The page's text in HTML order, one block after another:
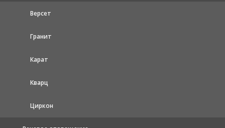
Версет
Гранит
Карат
Кварц
Циркон